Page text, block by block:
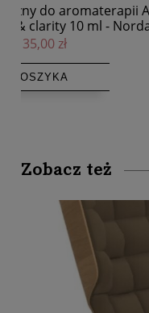
Czysty olejek
Rosalie,
Zobacz też